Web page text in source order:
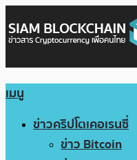
เมนู
ข่าวคริปโตเคอเรนซี่
ข่าว Bitcoin